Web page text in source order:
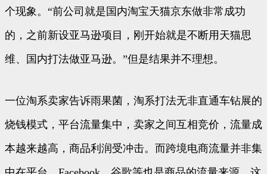
个现象。“前公司就是国内淘宝天猫京东做非常成功
的，之前新设亚马逊项目，刚开始就是不断用天猫思
维、国内打法做亚马逊。”但是结果并不理想。
一位淘系卖家告诉雨果菌，淘系打法无非直通车钻展的
烧钱模式，平台流量集中，卖家之间互相竞价，流量成
本越来越高，商品利润受冲击。而跨境电商流量并非集